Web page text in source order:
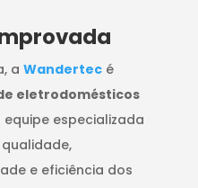
a Wandertecé
eletrodomésticos
equipe especializada
e eficiência dos